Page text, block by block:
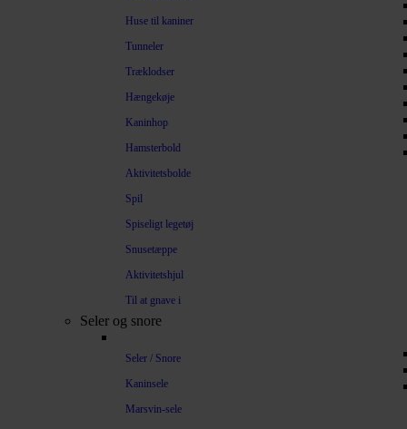
Huse til kaniner
Tunneler
Træklodser
Hængekøje
Kaninhop
Hamsterbold
Aktivitetsbolde
Spil
Spiseligt legetøj
Snusetæppe
Aktivitetshjul
Til at gnave i
Seler og snore
Seler / Snore
Kaninsele
Marsvin-sele